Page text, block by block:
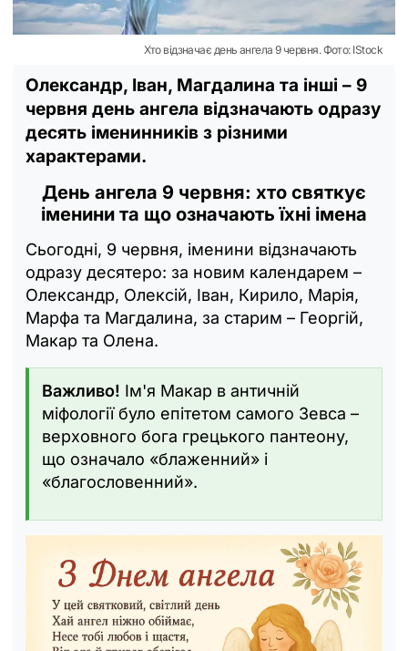
Хто відзначає день ангела 9 червня. Фото: IStock
Олександр, Іван, Магдалина та інші – 9
червня день ангела відзначають одразу
десять іменинників з різними
характерами.
День ангела 9 червня: хто святкує
іменини та що означають їхні імена
Сьогодні, 9 червня, іменини відзначають
одразу десятеро: за новим календарем –
Олександр, Олексій, Іван, Кирило, Марія,
Марфа та Магдалина, за старим – Георгій,
Макар та Олена.
Важливо! Ім'я Макар в античній
міфології було епітетом самого Зевса –
верховного бога грецького пантеону,
що означало «блаженний» і
«благословенний».